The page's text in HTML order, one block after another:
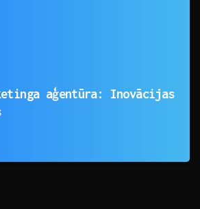
aģentūra: Inovācijas